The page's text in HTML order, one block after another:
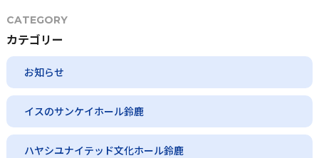
CATEGORY
カテゴリー
お知らせ
イスのサンケイホール鈴鹿
ハヤシユナイテッド文化ホール鈴鹿